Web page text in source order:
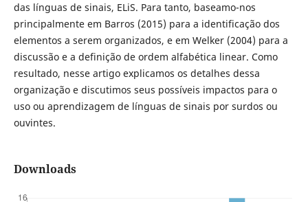
das línguas de sinais, ELiS. Para tanto, baseamo-nos
principalmente em Barros (2015) para a identificação dos
elementos a serem organizados, e em Welker (2004) para a
discussão e a definição de ordem alfabética linear. Como
resultado, nesse artigo explicamos os detalhes dessa
organização e discutimos seus possíveis impactos para o
uso ou aprendizagem de línguas de sinais por surdos ou
ouvintes.
Downloads